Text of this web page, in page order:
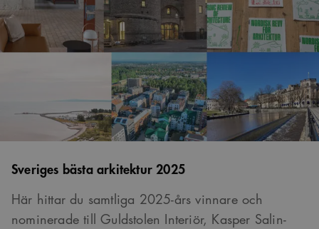
Sveriges bästa arkitektur 2025
Här hittar du samtliga 2025-års vinnare och
nominerade till Guldstolen Interiör, Kasper Salin-